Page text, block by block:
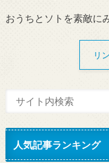
おうちとソトを素敵に
リ
人気記事ランキング